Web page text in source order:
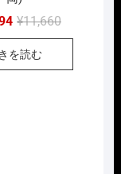
¥11,660元
は
現
格
を読む